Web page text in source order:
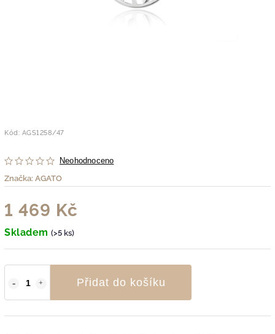
Kód: AGS1258/47
Neohodnoceno
Značka: AGATO
1 469 Kč
Skladem (>5 ks)
Přidat do košíku